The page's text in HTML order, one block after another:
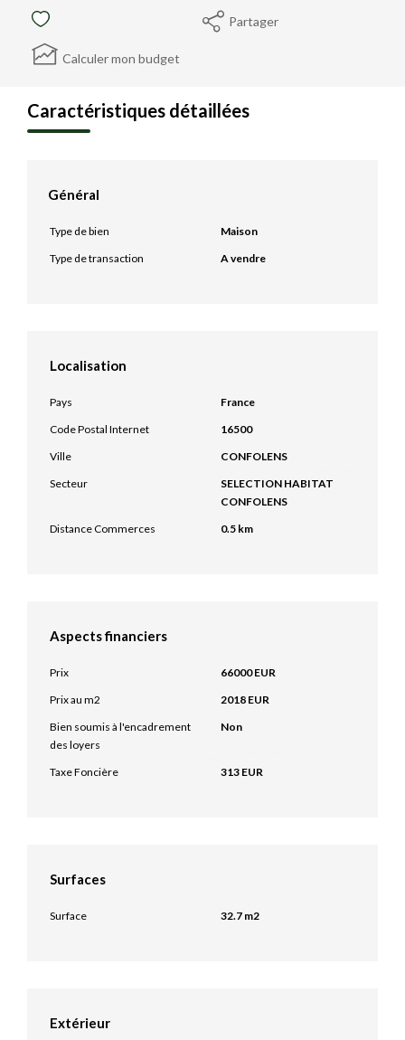
Partager
Calculer mon budget
Caractéristiques détaillées
Général
Type de bien
Maison
Type de transaction
A vendre
Localisation
Pays
France
Code Postal Internet
16500
Ville
CONFOLENS
Secteur
SELECTION HABITAT
CONFOLENS
Distance Commerces
0.5 km
Aspects financiers
Prix
66000 EUR
Prix au m2
2018 EUR
Bien soumis à l'encadrement
des loyers
Non
Taxe Foncière 313 EUR
Surfaces
Surface 32.7 m2
Extérieur